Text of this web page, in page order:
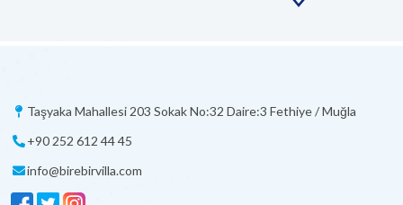
Taşyaka Mahallesi 203 Sokak No:32 Daire:3 Fethiye / Muğla
+90 252 612 44 45
info@birebirvilla.com